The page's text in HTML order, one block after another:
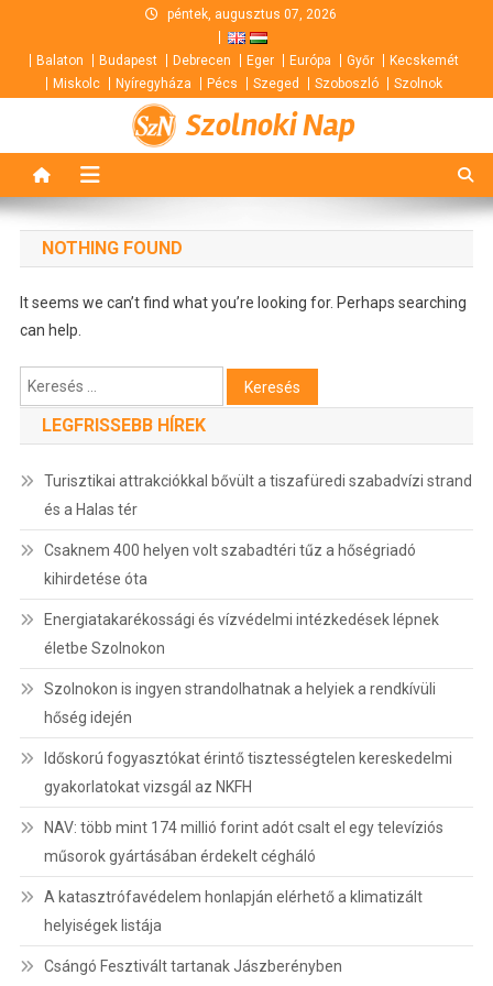
content
péntek, augusztus 07, 2026
Balaton Budapest Debrecen Eger Európa Győr
Kecskemét
Miskolc
Nyíregyháza Pécs Szeged Szoboszló Szolnok
Szolnoki Nap
NOTHING FOUND
It seems we can’t find what you’re looking for. Perhaps searching
can help.
Keresés:
LEGFRISSEBB HÍREK
Turisztikai attrakciókkal bővült a tiszafüredi szabadvízi strand
és a Halas tér
Csaknem 400 helyen volt szabadtéri tűz a hőségriadó
kihirdetése óta
Energiatakarékossági és vízvédelmi intézkedések lépnek
életbe Szolnokon
Szolnokon is ingyen strandolhatnak a helyiek a rendkívüli
hőség idején
Időskorú fogyasztókat érintő tisztességtelen kereskedelmi
gyakorlatokat vizsgál az NKFH
NAV: több mint 174 millió forint adót csalt el egy televíziós
műsorok gyártásában érdekelt cégháló
A katasztrófavédelem honlapján elérhető a klimatizált
helyiségek listája
Csángó Fesztivált tartanak Jászberényben